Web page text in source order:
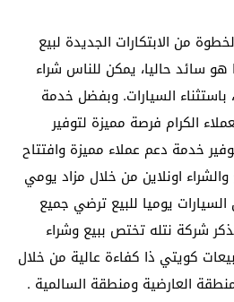
من الابتكارات الجديدة لبيع
هو سائد حاليا، يمكن للناس شراء
باستثناء السيارات. وبفضل خدمة
الكرام فرصة مميزة لتوفير
خدمة دعم عملاء مميزة وافتتاح
اونلاين من خلال مزاد يومي
يوميا للبيع ترضي جميع
شركة نتله تختص ببيع وشراء
كويتي ذا كفاءة عالية من خلال
العارضية ومنطقة السالمية .